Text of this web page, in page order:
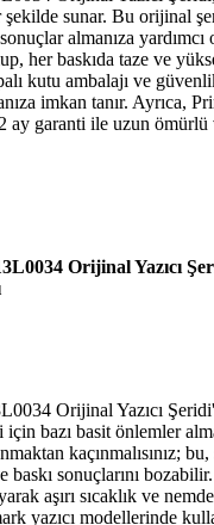
sunar. Bu orijinal
almanıza yardımcı
her baskıda taze ve
kutu ambalajı ve
imkan tanır. Ayrıca,
ay garanti ile uzun
Orijinal Yazıcı
Orijinal Yazıcı
için bazı basit önlemler
kaçınmalısınız;
sonuçlarını
aşırı sıcaklık ve
yazıcı modellerinde